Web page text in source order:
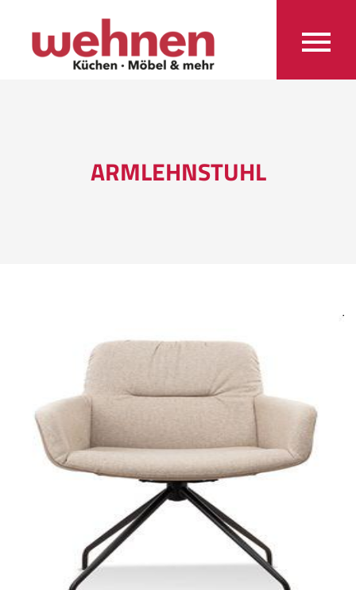
ARMLEHNSTUHL